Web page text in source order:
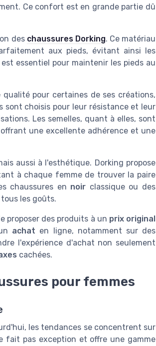
Ce confort est en grande partie dû
des chaussures Dorking. Ce matériau
aux pieds, évitant ainsi les
essentiel pour maintenir les pieds au
pour certaines de ses créations,
sont choisis pour leur résistance et leur
Les semelles, quant à elles, sont
une excellente adhérence et une
aussi à l'esthétique. Dorking propose
à chaque femme de trouver la paire
chaussures en noir classique ou des
les goûts.
proposer des produits à un prix original
achat en ligne, notamment sur des
l'expérience d'achat non seulement
cachées.
pour femmes
les tendances se concentrent sur
fait pas exception et offre une gamme